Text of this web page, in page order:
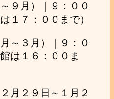
９月）｜９：００
１７：００まで）
～３月）｜９：０
は１６：００ま
月２９日～１月２